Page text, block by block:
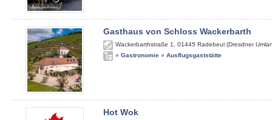
Gasthaus von Schloss Wackerbarth
Wackerbarthstraße 1 01445 Radebeul (Dresdner
» Gastronomie » Ausflugsgaststätte
Hot Wok